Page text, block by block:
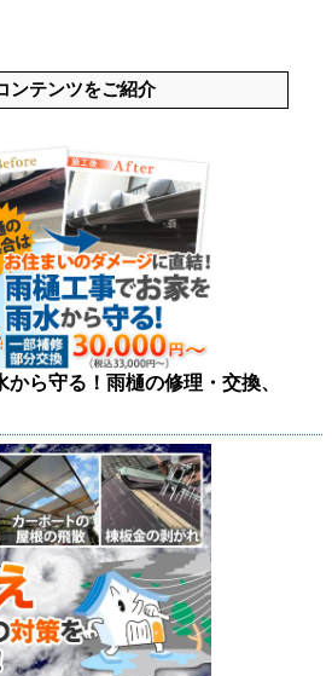
ンテンツをご紹介
ら守る！雨樋の修理・交換、